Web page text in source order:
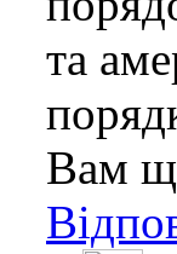
та
Вам